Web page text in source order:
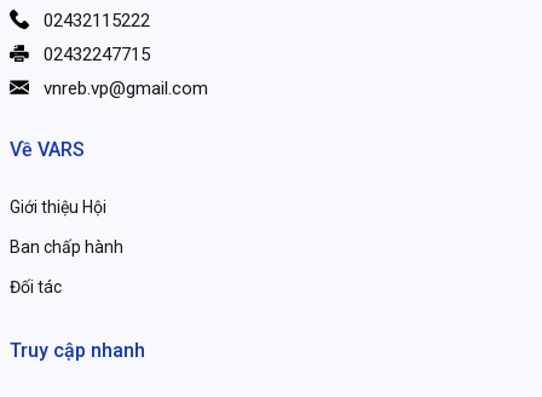
02432115222
02432247715
vnreb.vp@gmail.com
Về VARS
Giới thiệu Hội
Ban chấp hành
Đối tác
Truy cập nhanh